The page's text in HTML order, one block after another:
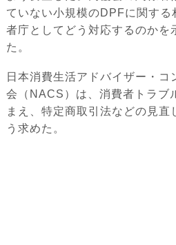
ていない小規模のDPFに関する
者庁としてどう対応するのかを
た。
日本消費生活アドバイザー・コ
会（NACS）は、消費者トラブ
まえ、特定商取引法などの見直
う求めた。